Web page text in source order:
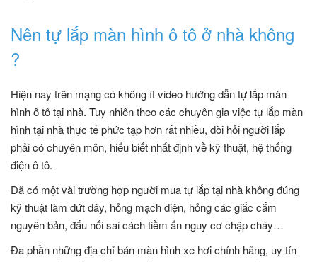
Nên tự lắp màn hình ô tô ở nhà không
?
Hiện nay trên mạng có không ít video hướng dẫn tự lắp màn
hình ô tô tại nhà. Tuy nhiên theo các chuyên gia việc tự lắp màn
hình tại nhà thực tế phức tạp hơn rất nhiều, đòi hỏi người lắp
phải có chuyên môn, hiểu biết nhất định về kỹ thuật, hệ thống
điện ô tô.
Đã có một vài trường hợp người mua tự lắp tại nhà không đúng
kỹ thuật làm đứt dây, hỏng mạch điện, hỏng các giắc cắm
nguyên bản, đấu nối sai cách tiềm ẩn nguy cơ chập cháy…
Đa phần những địa chỉ bán màn hình xe hơi chính hãng, uy tín